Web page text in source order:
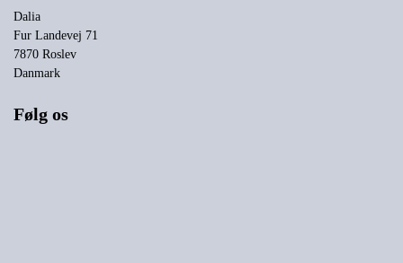
Dalia
Fur Landevej 71
7870 Roslev
Danmark
Følg os